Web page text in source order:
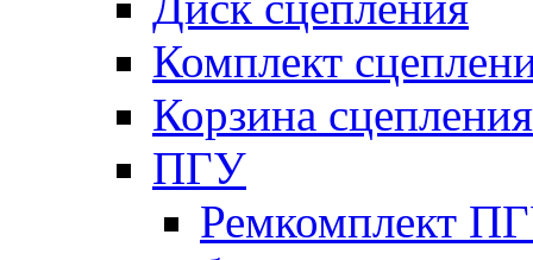
Комплект
Корзина сцепления
ПГУ
Ремкомплект